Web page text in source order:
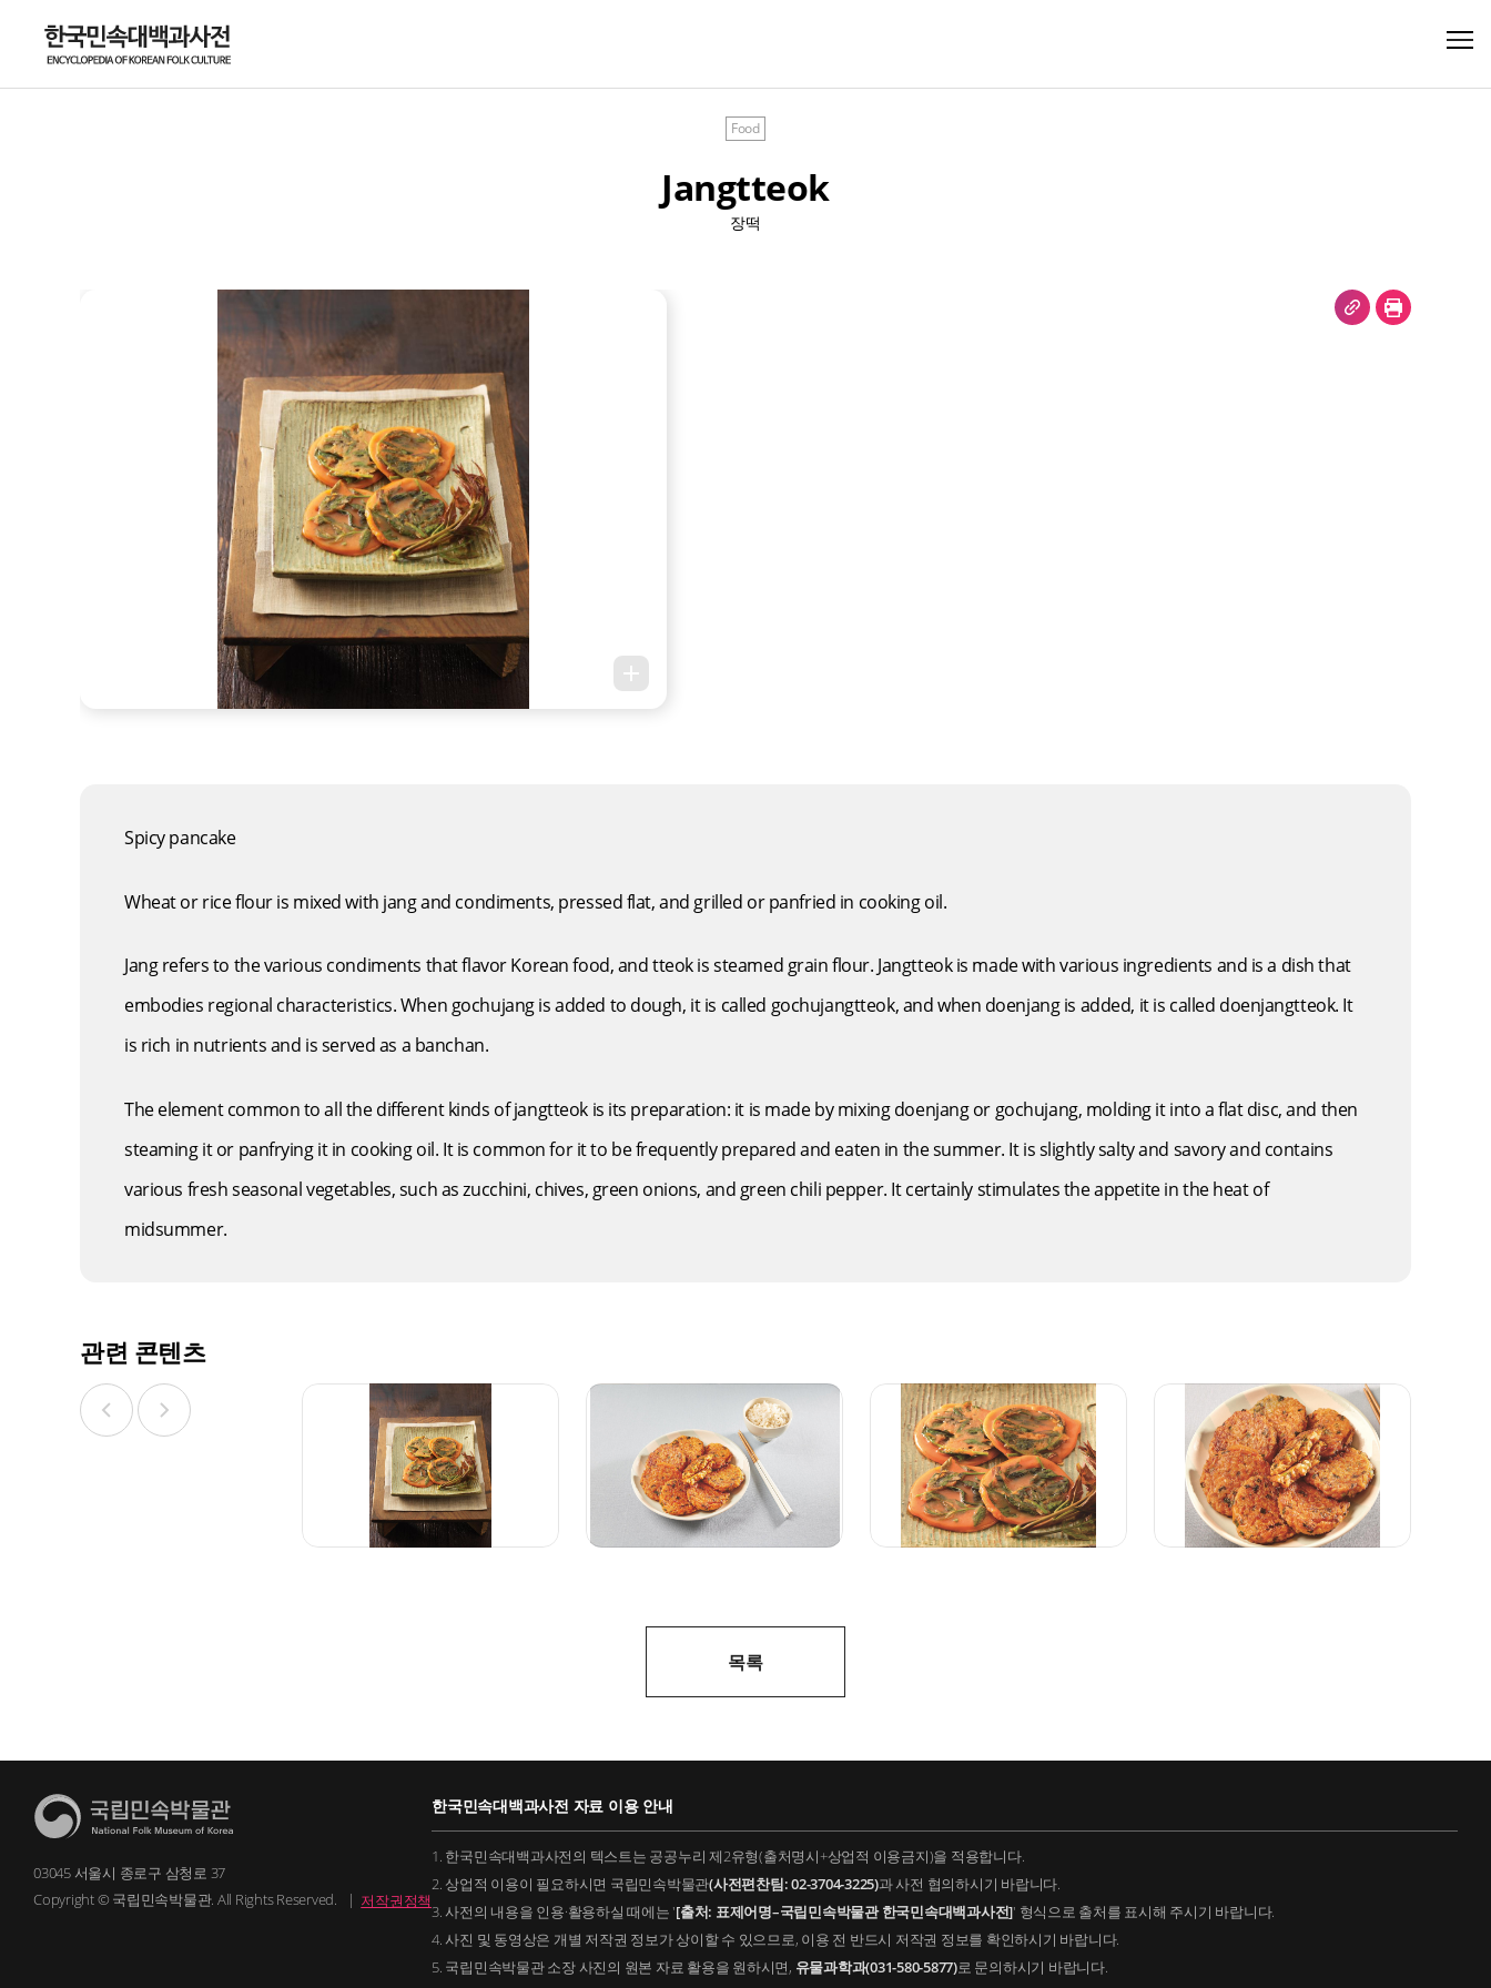
Food
Jangtteok
장떡
Spicy pancake
Wheat or rice flour is mixed with jang and condiments, pressed flat, and grilled or panfried in cooking oil.
Jang refers to the various condiments that flavor Korean food, and tteok is steamed grain flour. Jangtteok is made with various ingredients and is a dish that
embodies regional characteristics. When gochujang is added to dough, it is called gochujangtteok, and when doenjang is added, it is called doenjangtteok. It
is rich in nutrients and is served as a banchan.
The element common to all the different kinds of jangtteok is its preparation: it is made by mixing doenjang or gochujang, molding it into a flat disc, and then
steaming it or panfrying it in cooking oil. It is common for it to be frequently prepared and eaten in the summer. It is slightly salty and savory and contains
various fresh seasonal vegetables, such as zucchini, chives, green onions, and green chili pepper. It certainly stimulates the appetite in the heat of
midsummer.
관련 콘텐츠
목록
03045 서울시 종로구 삼청로 37
Copyright © 국립민속박물관. All Rights Reserved.
| 저작권정책
한국민속대백과사전 자료 이용 안내
1. 한국민속대백과사전의 텍스트는 공공누리 제2유형(출처명시+상업적 이용금지)을 적용합니다.
2. 상업적 이용이 필요하시면 국립민속박물관(사전편찬팀: 02-3704-3225)과 사전 협의하시기 바랍니다.
3. 사전의 내용을 인용·활용하실 때에는 '[출처: 표제어명–국립민속박물관 한국민속대백과사전]' 형식으로 출처를 표시해 주시기 바랍니다.
4. 사진 및 동영상은 개별 저작권 정보가 상이할 수 있으므로, 이용 전 반드시 저작권 정보를 확인하시기 바랍니다.
5. 국립민속박물관 소장 사진의 원본 자료 활용을 원하시면, 유물과학과(031-580-5877)로 문의하시기 바랍니다.